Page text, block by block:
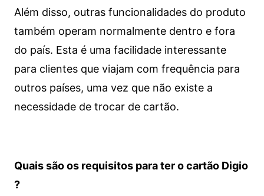
Além disso, outras funcionalidades do produto
também operam normalmente dentro e fora
do país. Esta é uma facilidade interessante
para clientes que viajam com frequência para
outros países, uma vez que não existe a
necessidade de trocar de cartão.
Quais são os requisitos para ter o cartão Digio
?